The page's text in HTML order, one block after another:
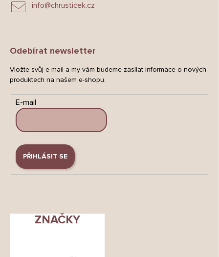
info@chrusticek.cz
Odebírat newsletter
Vložte svůj e-mail a my vám budeme zasílat informace o nových
produktech na našem e-shopu.
E-mail
PŘIHLÁSIT SE
ZNAČKY